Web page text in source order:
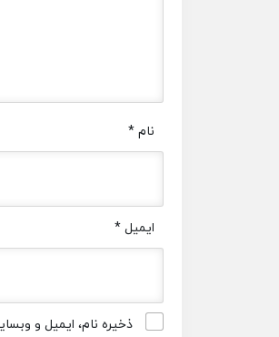
نام*
ایمیل*
ذخیره نام، ایمیل و